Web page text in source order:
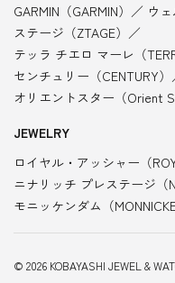
GARMIN（GARMIN）
ウ
ステージ（ZTAGE）
テッラ チエロ マーレ（
センチュリー（CENTURY）
オリエントスター（Orient
JEWELRY
ロイヤル・アッシャー（
ニナリッチ プレステージ（
モニッケンダム（
© 2026 KOBAYASHI JEWEL &